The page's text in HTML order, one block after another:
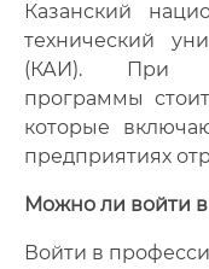
Казанский
технический
(КАИ). При
программы
которые
предприятиях
Можно ли войти
Войти в